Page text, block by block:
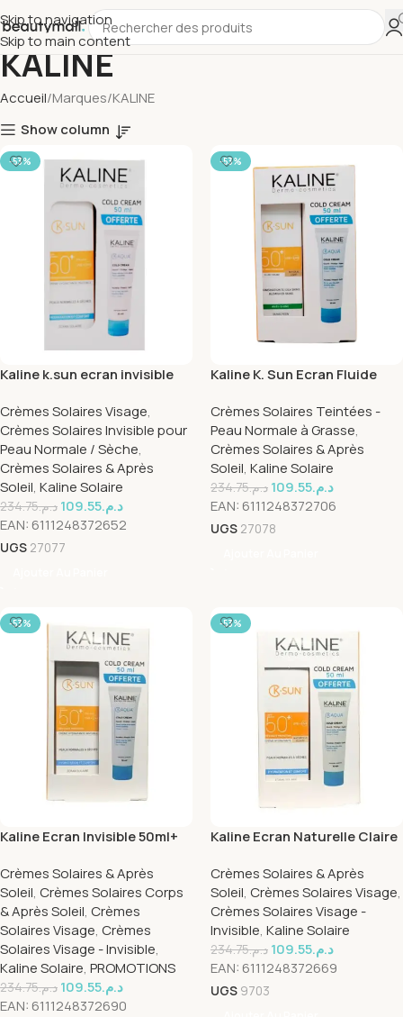
Skip to navigation
Skip to main content
KALINE
Accueil Marques KALINE
Show column
-53%
Kaline k.sun ecran invisible
50ml+k.aqua cold creme
pack
Crèmes Solaires Visage,
Crèmes Solaires Invisible pour
Peau Normale / Sèche,
Crèmes Solaires & Après
Soleil, Kaline Solaire
د.م.234.75 د.م.109.55
EAN: 6111248372652
UGS 27077
-53%
Kaline K. Sun Ecran Fluide
Grasses 50ml+k.aqua Cold
Creme Pack
Crèmes Solaires Teintées -
Peau Normale à Grasse,
Crèmes Solaires & Après
Soleil, Kaline Solaire
د.م.234.75 د.م.109.55
EAN: 6111248372706
UGS 27078
-53%
Kaline Ecran Invisible 50ml+
Crèmes Solaires & Après
Soleil, Crèmes Solaires Corps
& Après Soleil, Crèmes
Solaires Visage, Crèmes
Solaires Visage - Invisible,
Kaline Solaire, PROMOTIONS
د.م.234.75 د.م.109.55
EAN: 6111248372690
-53%
Kaline Ecran Naturelle Claire
Crèmes Solaires & Après
Soleil, Crèmes Solaires Visage,
Crèmes Solaires Visage -
Invisible, Kaline Solaire
د.م.234.75 د.م.109.55
EAN: 6111248372669
UGS 9703